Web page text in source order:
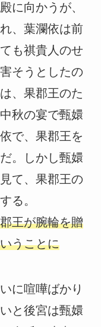
に向かうが、
、葉瀾依は前
も祺貴人のせ
そうとしたの
、果郡王のた
秋の宴で甄嬛
で、果郡王を
。しかし甄嬛
て、果郡王の
る。
王が腕輪を贈
うことに
に喧嘩ばかり
と後宮は甄嬛